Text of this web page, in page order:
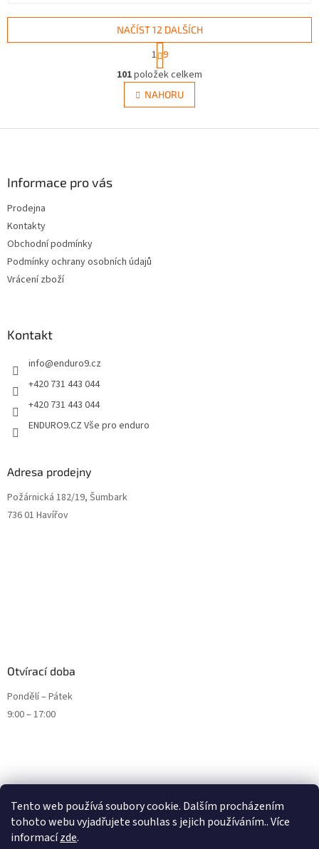
Tento web používá soubory cookie. Dalším procházením
tohoto webu vyjadřujete souhlas s jejich používáním.. Více
informacízde.
O
v
l
á
NAČÍST 12 DALŠÍCH
S
t
r
á
n
k
v
1 9
101položek celkem
NAHORU
Informace pro vás
Prodejna
Kontakty
Obchodní podmínky
Podmínky ochrany osobních údajů
Vrácení zboží
Kontakt
info@enduro9.cz
+420 731 443 044
+420 731 443 044
ENDURO9.CZ Vše pro enduro
Adresa prodejny
Požárnická 182/19, Šumbark
736 01 Havířov
Otvírací doba
Pondělí – Pátek
9:00 – 17:00